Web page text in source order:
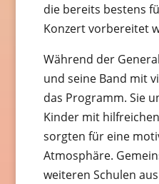
die bereits bestens
Konzert vorbereitet
Während der
und seine Band mit
das Programm. Sie
Kinder mit
sorgten für eine
Atmosphäre.
weiteren Schulen